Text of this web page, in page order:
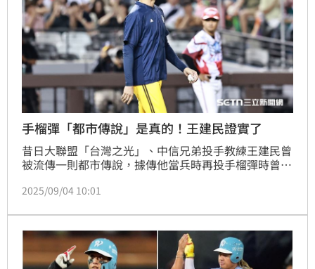
手榴彈「都市傳說」是真的！王建民證實了
昔日大聯盟「台灣之光」、中信兄弟投手教練王建民曾
被流傳一則都市傳說，據傳他當兵時再投手榴彈時曾丟
說，近日王建民也親自證實，還笑說自己其實就是「輕
2025/09/04 10:01